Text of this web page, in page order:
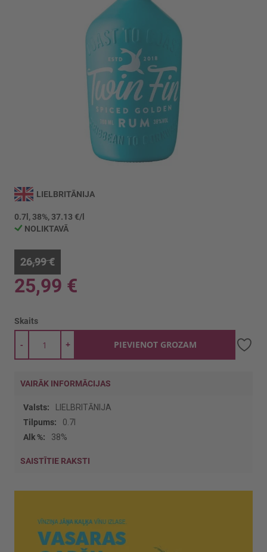
uz
galerijas
sākumu
LIELBRITĀNIJA
0.7l, 38%, 37.13 €/l
NOLIKTAVĀ
26,99 €
25,99 €
Skaits
+
- PIEVIENOT GROZAM
VAIRĀK INFORMĀCIJAS
Vairāk
informācijas
LIELBRITĀNIJA
0.7l
38%
SAISTĪTIE RAKSTI